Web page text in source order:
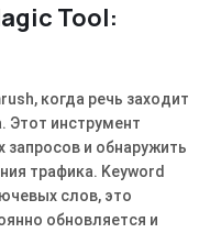
Tool:
когда речь заходит
Этот инструмент
запросов и обнаружить
трафика. Keyword
слов, это
обновляется и